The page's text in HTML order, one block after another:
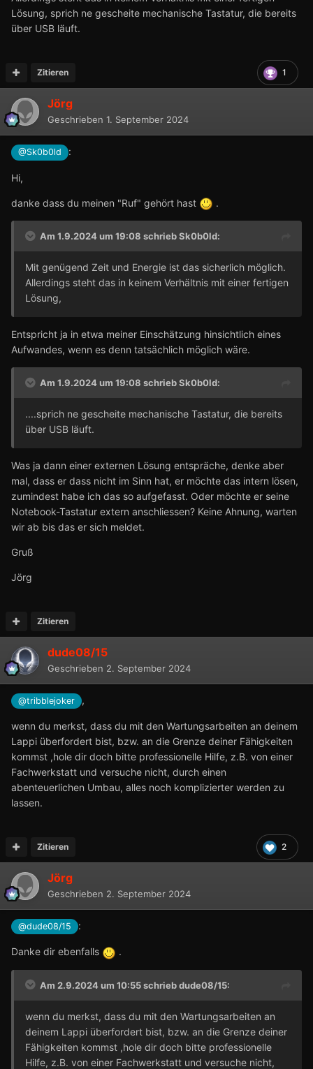
Lösung, sprich ne gescheite mechanische Tastatur, die bereits
über USB läuft.
1
Zitieren
Jörg
Geschrieben 1. September 2024
@Sk0b0ld :
Hi,
danke dass du meinen "Ruf" gehört hast .
Am 1.9.2024 um 19:08 schriebSk0b0ld:
Mit genügend Zeit und Energie ist das sicherlich möglich.
Allerdings steht das in keinem Verhältnis mit einer fertigen
Lösung,
Entspricht ja in etwa meiner Einschätzung hinsichtlich eines
Aufwandes, wenn es denn tatsächlich möglich wäre.
Am 1.9.2024 um 19:08 schriebSk0b0ld:
....sprich ne gescheite mechanische Tastatur, die bereits
über USB läuft.
Was ja dann einer externen Lösung entspräche, denke aber
mal, dass er dass nicht im Sinn hat, er möchte das intern lösen,
zumindest habe ich das so aufgefasst. Oder möchte er seine
Notebook-Tastatur extern anschliessen? Keine Ahnung, warten
wir ab bis das er sich meldet.
Gruß
Jörg
Zitieren
dude08/15
Geschrieben 2. September 2024
@tribblejoker ,
wenn du merkst, dass du mit den Wartungsarbeiten an deinem
Lappi überfordert bist, bzw. an die Grenze deiner Fähigkeiten
kommst ,hole dir doch bitte professionelle Hilfe, z.B. von einer
Fachwerkstatt und versuche nicht, durch einen
abenteuerlichen Umbau, alles noch komplizierter werden zu
lassen.
2
Zitieren
Jörg
Geschrieben 2. September 2024
@dude08/15 :
Danke dir ebenfalls .
Am 2.9.2024 um 10:55 schriebdude08/15:
wenn du merkst, dass du mit den Wartungsarbeiten an
deinem Lappi überfordert bist, bzw. an die Grenze deiner
Fähigkeiten kommst ,hole dir doch bitte professionelle
Hilfe, z.B. von einer Fachwerkstatt und versuche nicht,